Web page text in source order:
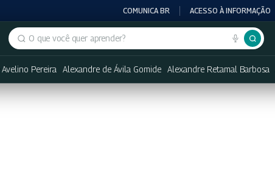
COMUNICA BR ACESSO À INFORMAÇÃO
Buscar no portal
Pereira Alexandre de Ávila Gomide Alexandre Retamal Barbosa